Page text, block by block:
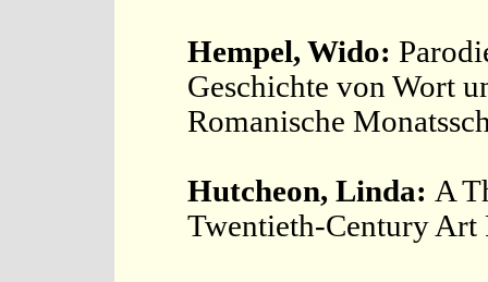
Hempel, Wido:
Geschichte von Wort
Romanische
Hutcheon, Linda: A
Twentieth-Century